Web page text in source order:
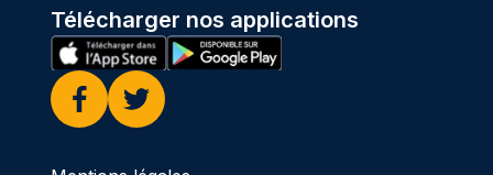
Télécharger nos applications
Facebook
Twitter